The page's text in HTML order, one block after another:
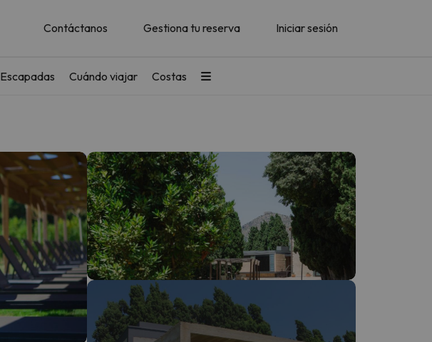
Contáctanos Gestiona tu reserva Iniciar sesión
Escapadas Cuándo viajar Costas